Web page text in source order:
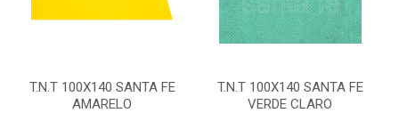
T.N.T 100X140 SANTA FE
AMARELO
T.N.T 100X140 SANTA FE
VERDE CLARO